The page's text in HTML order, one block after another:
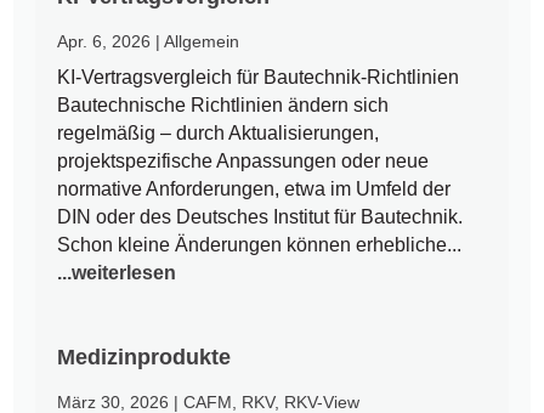
Apr. 6, 2026 |Allgemein
KI-Vertragsvergleich für Bautechnik-Richtlinien
Bautechnische Richtlinien ändern sich
regelmäßig – durch Aktualisierungen,
projektspezifische Anpassungen oder neue
normative Anforderungen, etwa im Umfeld der
DIN oder des Deutsches Institut für Bautechnik.
Schon kleine Änderungen können erhebliche...
...weiterlesen
Medizinprodukte
März 30, 2026 |CAFM RKV, RKV-View